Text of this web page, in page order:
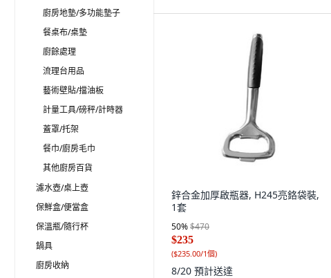
廚房地墊/多功能墊子
餐桌布/桌墊
廚餘處理
流理台用品
藝術壁貼/擋油板
計量工具/磅秤/計時器
蓋罩/托架
餐巾/廚房毛巾
其他廚房百貨
濾水壺/桌上壺
保鮮盒/便當盒
保溫瓶/隨行杯
鍋具
廚房收納
鋅合金加厚啟瓶器, H245亮鉻袋裝,
1套
50%$470
$235
($235.00/1個)
8/20 預計送達